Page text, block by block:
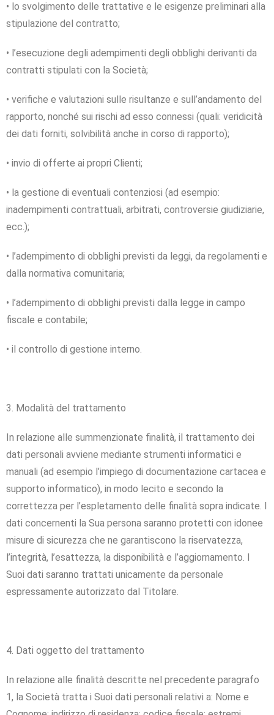
• lo svolgimento delle trattative e le esigenze preliminari alla
stipulazione del contratto;
• l’esecuzione degli adempimenti degli obblighi derivanti da
contratti stipulati con la Società;
• verifiche e valutazioni sulle risultanze e sull’andamento del
rapporto, nonché sui rischi ad esso connessi (quali: veridicità
dei dati forniti, solvibilità anche in corso di rapporto);
• invio di offerte ai propri Clienti;
• la gestione di eventuali contenziosi (ad esempio:
inadempimenti contrattuali, arbitrati, controversie giudiziarie,
ecc.);
• l’adempimento di obblighi previsti da leggi, da regolamenti e
dalla normativa comunitaria;
• l’adempimento di obblighi previsti dalla legge in campo
fiscale e contabile;
• il controllo di gestione interno.
3. Modalità del trattamento
In relazione alle summenzionate finalità, il trattamento dei
dati personali avviene mediante strumenti informatici e
manuali (ad esempio l’impiego di documentazione cartacea e
supporto informatico), in modo lecito e secondo la
correttezza per l’espletamento delle finalità sopra indicate. I
dati concernenti la Sua persona saranno protetti con idonee
misure di sicurezza che ne garantiscono la riservatezza,
l’integrità, l’esattezza, la disponibilità e l’aggiornamento. I
Suoi dati saranno trattati unicamente da personale
espressamente autorizzato dal Titolare.
4. Dati oggetto del trattamento
In relazione alle finalità descritte nel precedente paragrafo
1, la Società tratta i Suoi dati personali relativi a: Nome e